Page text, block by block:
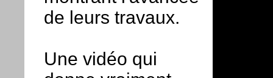
de leurs travaux.
Une vidéo qui